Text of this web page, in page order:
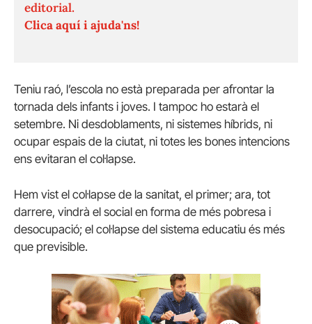
editorial.
Clica aquí i ajuda'ns!
Teniu raó, l’escola no està preparada per afrontar la
tornada dels infants i joves. I tampoc ho estarà el
setembre. Ni desdoblaments, ni sistemes híbrids, ni
ocupar espais de la ciutat, ni totes les bones intencions
ens evitaran el col·lapse.
Hem vist el col·lapse de la sanitat, el primer; ara, tot
darrere, vindrà el social en forma de més pobresa i
desocupació; el col·lapse del sistema educatiu és més
que previsible.